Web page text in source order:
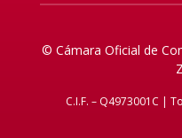
© Cámara Oficial de
C.I.F. – Q4973001C |